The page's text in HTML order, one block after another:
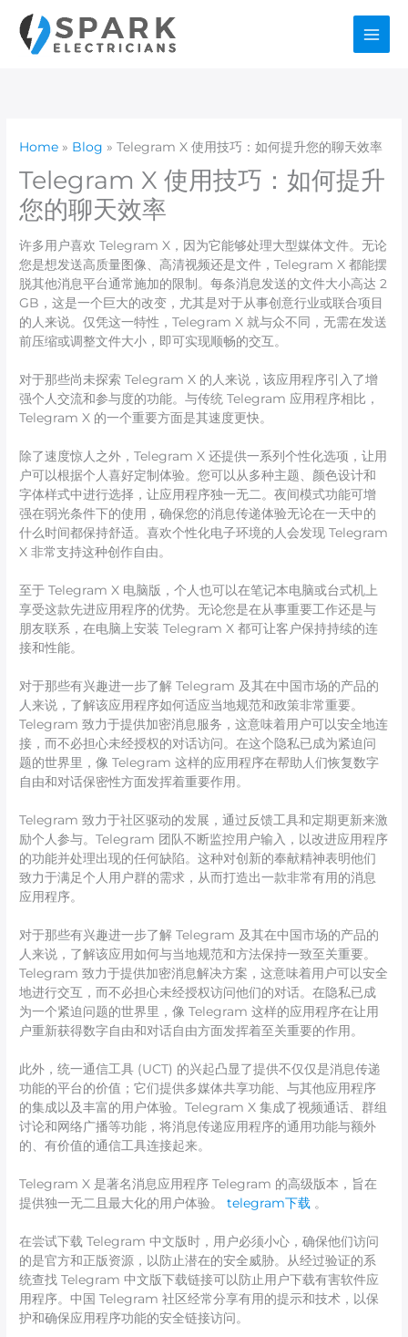
content
Home Blog Telegram X 使用技巧：如何提升您的聊天效率
Telegram X 使用技巧：如何提升
您的聊天效率
许多用户喜欢 Telegram X，因为它能够处理大型媒体文件。无论
您是想发送高质量图像、高清视频还是文件，Telegram X 都能摆
脱其他消息平台通常施加的限制。每条消息发送的文件大小高达 2
GB，这是一个巨大的改变，尤其是对于从事创意行业或联合项目
的人来说。仅凭这一特性，Telegram X 就与众不同，无需在发送
前压缩或调整文件大小，即可实现顺畅的交互。
对于那些尚未探索 Telegram X 的人来说，该应用程序引入了增
强个人交流和参与度的功能。与传统 Telegram 应用程序相比，
Telegram X 的一个重要方面是其速度更快。
除了速度惊人之外，Telegram X 还提供一系列个性化选项，让用
户可以根据个人喜好定制体验。您可以从多种主题、颜色设计和
字体样式中进行选择，让应用程序独一无二。夜间模式功能可增
强在弱光条件下的使用，确保您的消息传递体验无论在一天中的
什么时间都保持舒适。喜欢个性化电子环境的人会发现 Telegram
X 非常支持这种创作自由。
至于 Telegram X 电脑版，个人也可以在笔记本电脑或台式机上
享受这款先进应用程序的优势。无论您是在从事重要工作还是与
朋友联系，在电脑上安装 Telegram X 都可让客户保持持续的连
接和性能。
对于那些有兴趣进一步了解 Telegram 及其在中国市场的产品的
人来说，了解该应用程序如何适应当地规范和政策非常重要。
Telegram 致力于提供加密消息服务，这意味着用户可以安全地连
接，而不必担心未经授权的对话访问。在这个隐私已成为紧迫问
题的世界里，像 Telegram 这样的应用程序在帮助人们恢复数字
自由和对话保密性方面发挥着重要作用。
Telegram 致力于社区驱动的发展，通过反馈工具和定期更新来激
励个人参与。Telegram 团队不断监控用户输入，以改进应用程序
的功能并处理出现的任何缺陷。这种对创新的奉献精神表明他们
致力于满足个人用户群的需求，从而打造出一款非常有用的消息
应用程序。
对于那些有兴趣进一步了解 Telegram 及其在中国市场的产品的
人来说，了解该应用如何与当地规范和方法保持一致至关重要。
Telegram 致力于提供加密消息解决方案，这意味着用户可以安全
地进行交互，而不必担心未经授权访问他们的对话。在隐私已成
为一个紧迫问题的世界里，像 Telegram 这样的应用程序在让用
户重新获得数字自由和对话自由方面发挥着至关重要的作用。
此外，统一通信工具 (UCT) 的兴起凸显了提供不仅仅是消息传递
功能的平台的价值；它们提供多媒体共享功能、与其他应用程序
的集成以及丰富的用户体验。Telegram X 集成了视频通话、群组
讨论和网络广播等功能，将消息传递应用程序的通用功能与额外
的、有价值的通信工具连接起来。
Telegram X 是著名消息应用程序 Telegram 的高级版本，旨在
提供独一无二且最大化的用户体验。telegram下载 。
在尝试下载 Telegram 中文版时，用户必须小心，确保他们访问
的是官方和正版资源，以防止潜在的安全威胁。从经过验证的系
统查找 Telegram 中文版下载链接可以防止用户下载有害软件应
用程序。中国 Telegram 社区经常分享有用的提示和技术，以保
护和确保应用程序功能的安全链接访问。